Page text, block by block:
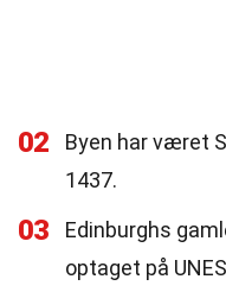
02
Byen har været
1437.
03
Edinburghs
optaget på